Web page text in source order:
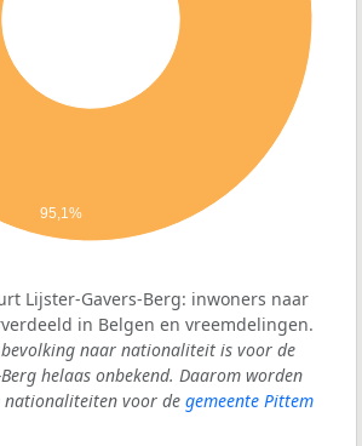
95,1%
Lijster-Gavers-Berg: inwoners naar
in Belgen en vreemdelingen.
naar nationaliteit is voor de
helaas onbekend. Daarom worden
voor de gemeente Pittem